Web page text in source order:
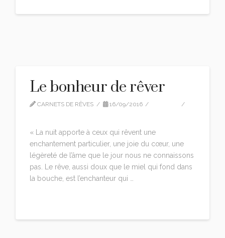
Le bonheur de rêver
CARNETS DE RÊVES 16/09/2016
« La nuit apporte à ceux qui rêvent une
enchantement particulier, une joie du cœur, une
légèreté de l’âme que le jour nous ne connaissons
pas. Le rêve, aussi doux que le miel qui fond dans
la bouche, est l’enchanteur qui …